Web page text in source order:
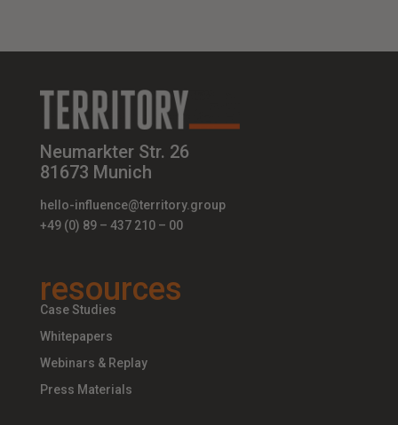
Neumarkter Str. 26
81673 Munich
hello-influence@territory.group
+49 (0) 89 – 437 210 – 00
resources
Case Studies
Whitepapers
Webinars & Replay
Press Materials